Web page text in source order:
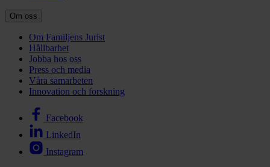
Om oss
Om Familjens Jurist
Hållbarhet
Jobba hos oss
Press och media
Våra samarbeten
Innovation och forskning
Facebook
LinkedIn
Instagram